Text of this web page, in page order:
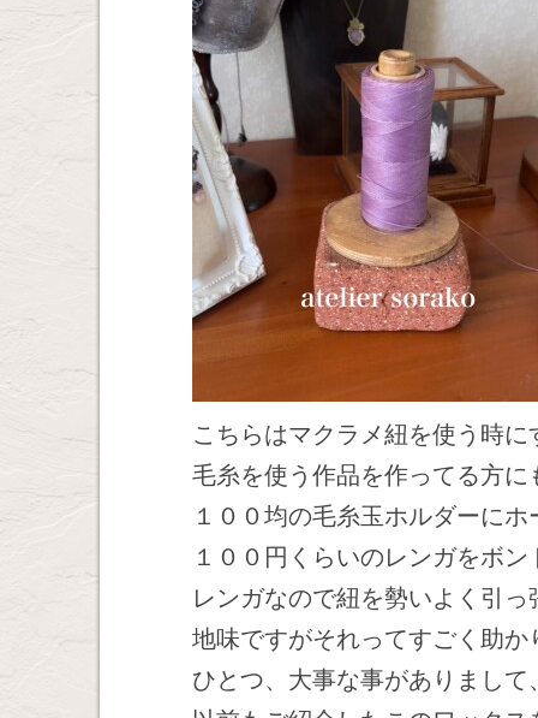
こちらはマクラメ紐を使う時
毛糸を使う作品を作ってる方
１００均の毛糸玉ホルダーに
１００円くらいのレンガをボ
レンガなので紐を勢いよく引
地味ですがそれってすごく助か
ひとつ、大事な事がありまし